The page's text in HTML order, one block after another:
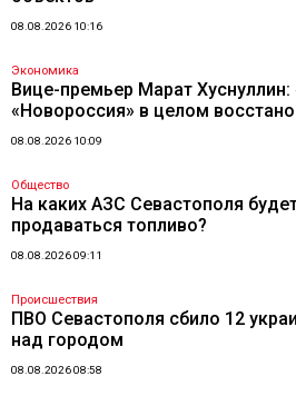
08.08.2026 10:16
Экономика
Вице-премьер Марат
«Новороссия» в целом
08.08.2026 10:09
Общество
На каких АЗС Севастополя
продаваться топливо?
08.08.2026 09:11
Происшествия
ПВО Севастополя сбило 12
над городом
08.08.2026 08:58